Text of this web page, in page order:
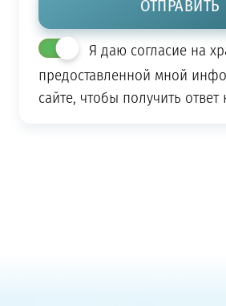
Я даю согласие на
предоставленной мной
сайте, чтобы получить